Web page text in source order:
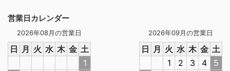
営業日カレンダー
2026年08月の営業日
日 月 火 水 木 金 土
1
2026年09月の営業日
日 月 火 水 木 金 土
1
2 3 4
5